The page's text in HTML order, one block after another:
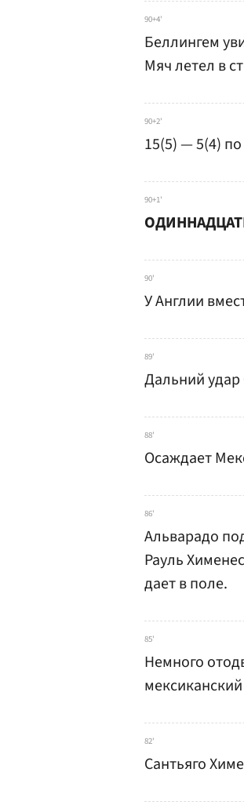
90+4'
Беллингем
Мяч летел в
90+2'
15(5) — 5(4)
90+1'
90'
У Англии
89'
Дальний
88'
Осаждает
86'
Альварадо
Рауль
дает в поле.
85'
Немного
82'
Сантьяго